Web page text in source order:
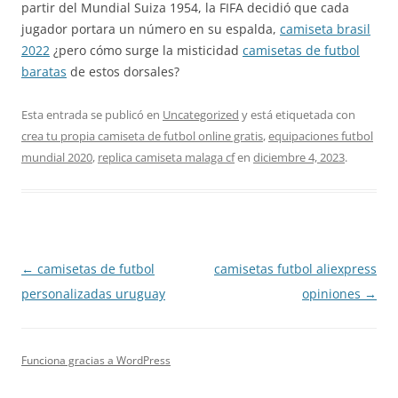
partir del Mundial Suiza 1954, la FIFA decidió que cada
jugador portara un número en su espalda, camiseta brasil
2022 ¿pero cómo surge la misticidad camisetas de futbol
baratas de estos dorsales?
Esta entrada se publicó en Uncategorized y está etiquetada con
crea tu propia camiseta de futbol online gratis,equipaciones futbol
mundial 2020, replica camiseta malaga cfen diciembre 4, 2023.
Navegación
de
← camisetas de futbol
personalizadas uruguay
camisetas futbol aliexpress
opiniones →
Funciona gracias a WordPress